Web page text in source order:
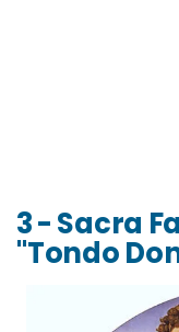
3 - Sacra
"Tondo